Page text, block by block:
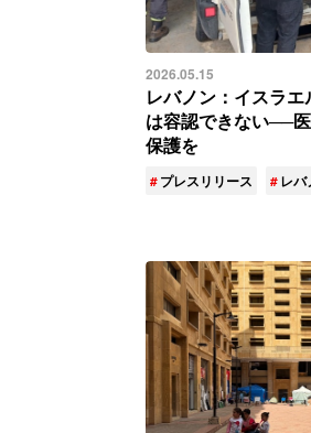
2026.05.15
レバノン：イスラ
は容認できない──
保護を
プレスリリース レバ